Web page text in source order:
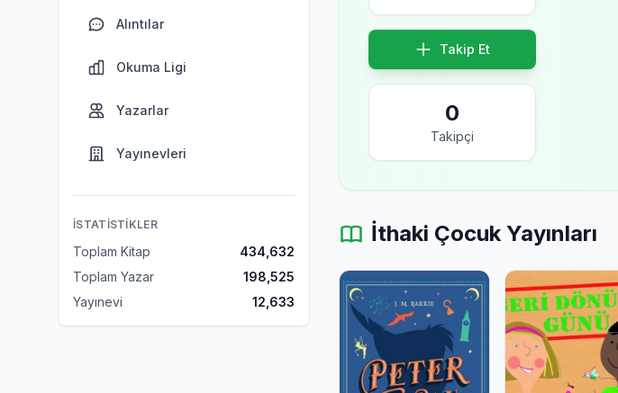
Alıntılar
Okuma Ligi
Yazarlar
Yayınevleri
İSTATISTIKLER
Toplam Kitap
434,632
Toplam Yazar
198,525
Yayınevi
12,633
Takip Et
0
Takipçi
İthaki Çocuk Yayınları